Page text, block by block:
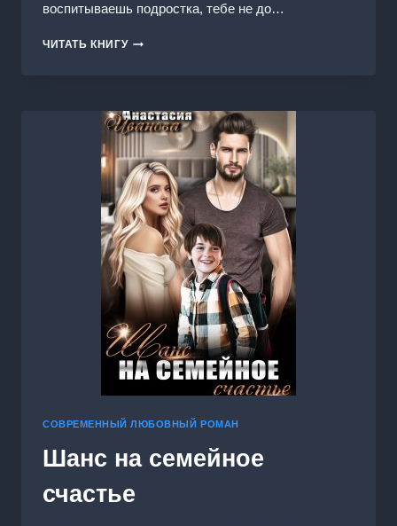
воспитываешь подростка, тебе не до…
ЧИТАТЬ КНИГУМИМОЛЁТНЫЙ
СОВРЕМЕННЫЙ ЛЮБОВНЫЙ РОМАН
Шанс на семейное
счастье